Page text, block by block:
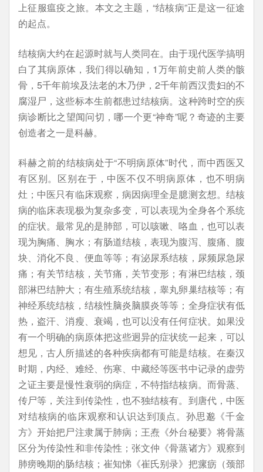
上征服瘟疫之旅。本文之主题，“结核病”正是这一征途
的起点。
结核病大约在起源时就与人类同在。由于现代医学搞明
白了其病原体，我们得以确知，1万年前史前人类的骸
骨，5千年前埃及法老的木乃伊，2千年前西汉贵妇的不
腐湿尸，这些标本生前都患过结核病。这种跨时空的疾
病诊断比之望闻问切，哪一个更“神奇”呢？奇迹的主要
创造者之一是科赫。
科赫之前的结核病处于“不明病原体”时代，而中西医又
有区别。区别在于，中医不仅不明病原体，也不明病
灶；中医只有临床观察，病因病理全是臆测玄想。结核
病的临床表现极为复杂多变，可以表现为全身各个系统
的症状。最常见的是肺部，可以咳嗽、咯血，也可以表
现为胸痛、胸水；有肠道结核，表现为腹泻、腹痛、腹
块、消化不良、便血等等；有泌尿系结核，尿频尿急尿
痛；有关节结核，关节痛，关节变形；有淋巴结核，颈
部淋巴结肿大；有生殖系统结核，睾丸卵巢结核等；有
神经系统结核，结核性脑炎脑膜炎等等；全身症状有低
热，盗汗、消瘦、衰竭，也可以没有任何症状。如果没
有一个明确的病原体把这些迥异的症状统一起来，可以
想见，古人所描述的各种疾病都有可能是结核。在秦汉
时期，内经、难经、伤寒、中藏经等医书中记录的虚劳
之证主要是慢性衰弱的病症，不特指结核病。而骨蒸、
传尸等，关注到传染性，也不独结核有。到唐代，中医
对结核病的临床观察和认识达到顶点。孙思邈《千金
方》开始把尸注隶属于肺病；王焘《外台秘要》将骨蒸
区分为传染性和非传染性；张文仲《骨蒸诸方》观察到
肺痨晚期的肠结核；崔知悌《崔氏别录》把瘰疬（颈部